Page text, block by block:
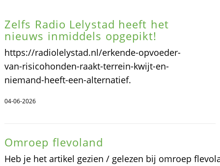
Zelfs Radio Lelystad heeft het
nieuws inmiddels opgepikt!
https://radiolelystad.nl/erkende-opvoeder-
van-risicohonden-raakt-terrein-kwijt-en-
niemand-heeft-een-alternatief.
04-06-2026
Omroep flevoland
Heb je het artikel gezien / gelezen bij omroep